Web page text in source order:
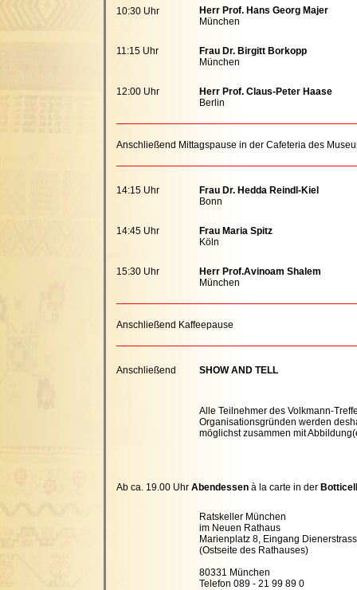
10:30 Uhr
Herr Prof. Hans Georg Majer
München
11:15 Uhr
Frau Dr. Birgitt Borkopp
München
12:00 Uhr
Herr Prof. Claus-Peter Haase
Berlin
Anschließend Mittagspause in der Cafeteria des
14:15 Uhr
Frau Dr. Hedda Reindl-Kiel
Bonn
14:45 Uhr
Frau Maria Spitz
Köln
15:30 Uhr
Herr Prof.Avinoam Shalem
München
Anschließend Kaffeepause
Anschließend SHOW AND TELL
Alle Teilnehmer des Volkmann-
Organisationsgründen werden
möglichst zusammen mit
Ab ca. 19.00 Uhr Abendessen à la carte in der
Ratskeller München
im Neuen Rathaus
Marienplatz 8, Eingang
(Ostseite des Rathauses)
80331 München
Telefon 089 - 21 99 89 0